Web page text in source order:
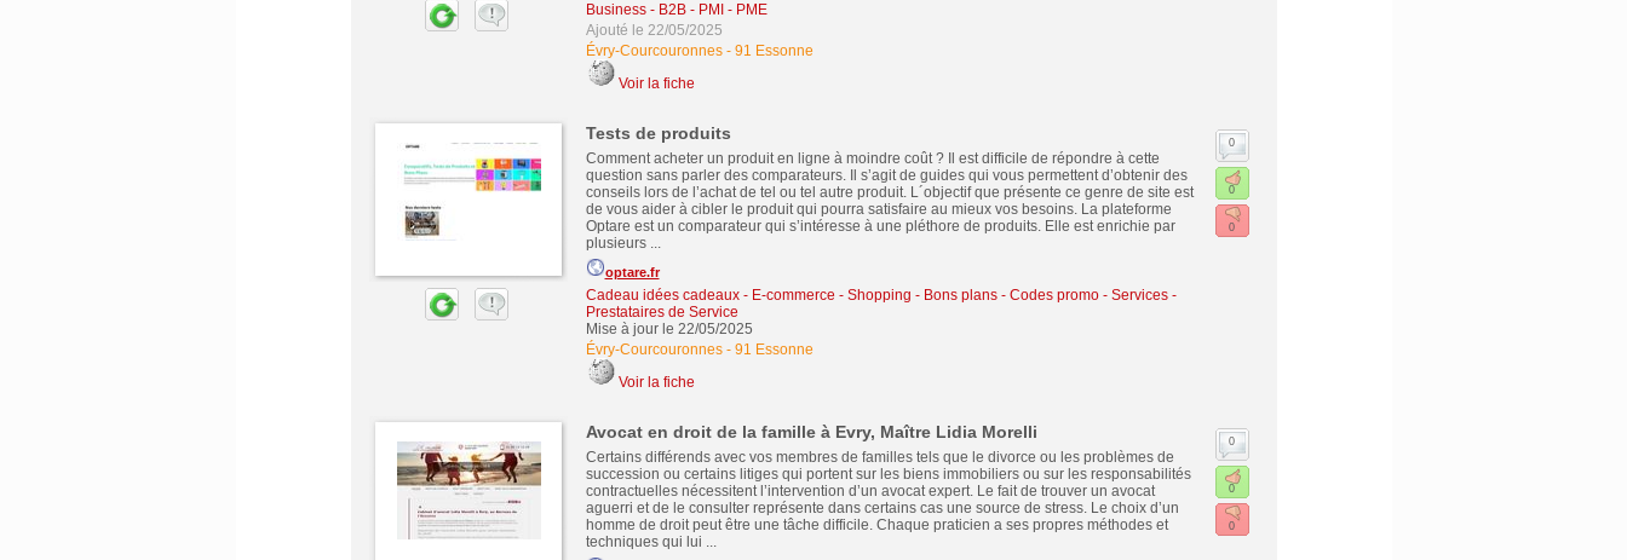
Business - B2B - PMI - PME
Ajouté le 22/05/2025
Évry-Courcouronnes- 91 Essonne
Voir la fiche
Tests de produits
Comment acheter un produit en ligne à moindre coût ? Il est difficile de répondre à cette
question sans parler des comparateurs. Il s’agit de guides qui vous permettent d’obtenir des
conseils lors de l’achat de tel ou tel autre produit. L´objectif que présente ce genre de site est
de vous aider à cibler le produit qui pourra satisfaire au mieux vos besoins. La plateforme
Optare est un comparateur qui s’intéresse à une pléthore de produits. Elle est enrichie par
plusieurs ...
optare.fr
Cadeau idées cadeaux- E-commerce - Shopping - Bons plans - Codes promo- Services -
Prestataires de Service
Mise à jour le 22/05/2025
Évry-Courcouronnes- 91 Essonne
Voir la fiche
0
0
0
Avocat en droit de la famille à Evry, Maître Lidia Morelli
Certains différends avec vos membres de familles tels que le divorce ou les problèmes de
succession ou certains litiges qui portent sur les biens immobiliers ou sur les responsabilités
contractuelles nécessitent l’intervention d’un avocat expert. Le fait de trouver un avocat
aguerri et de le consulter représente dans certains cas une source de stress. Le choix d’un
homme de droit peut être une tâche difficile. Chaque praticien a ses propres méthodes et
techniques qui lui ...
0
0
0